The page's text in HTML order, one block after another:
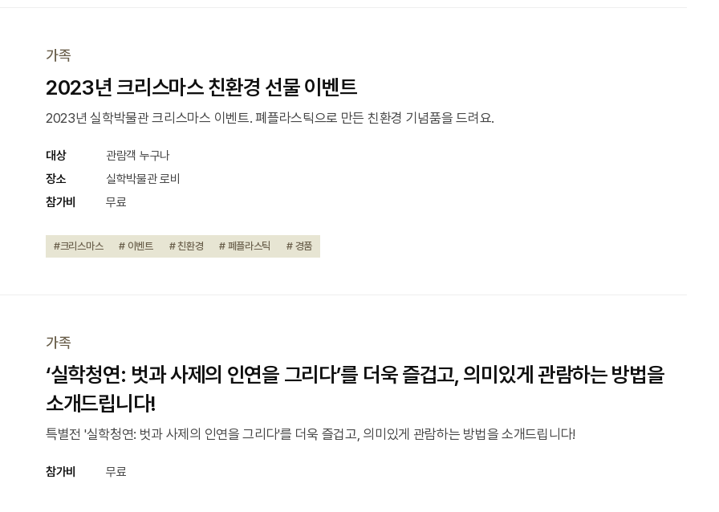
가족
2023년 크리스마스 친환경 선물 이벤트
2023년 실학박물관 크리스마스 이벤트. 폐플라스틱으로 만든 친환경 기념품을 드려요.
대상
관람객 누구나
장소
실학박물관 로비
참가비
무료
#크리스마스 # 이벤트 # 친환경 # 폐플라스틱 # 경품
가족
‘실학청연: 벗과 사제의 인연을 그리다’를 더욱 즐겁고, 의미있게 관람하는 방법을
소개드립니다!
특별전 '실학청연: 벗과 사제의 인연을 그리다'를 더욱 즐겁고, 의미있게 관람하는 방법을 소개드립니다!
참가비 무료